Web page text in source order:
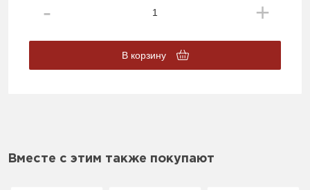
В корзину
Вместе с этим также покупают